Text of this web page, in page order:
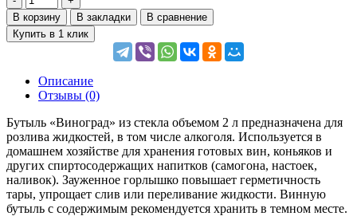
В корзину В закладки
В сравнение
Купить в 1 клик
Описание
Отзывы (0)
Бутыль «Виноград» из стекла объемом 2 л предназначена для
розлива жидкостей, в том числе алкоголя. Используется в
домашнем хозяйстве для хранения готовых вин, коньяков и
других спиртосодержащих напитков (самогона, настоек,
наливок). Зауженное горлышко повышает герметичность
тары, упрощает слив или переливание жидкости. Винную
бутыль с содержимым рекомендуется хранить в темном месте.